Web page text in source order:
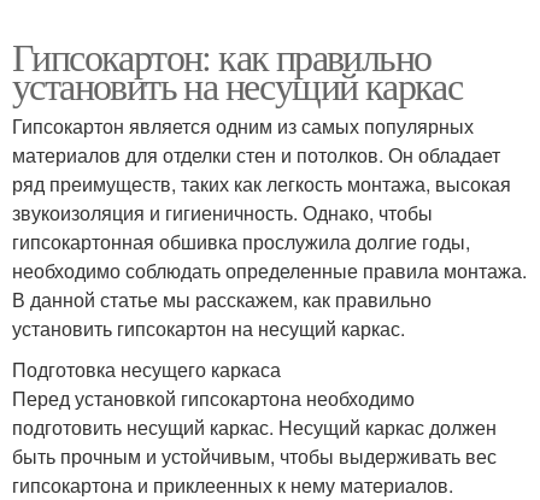
Гипсокартон: как правильно
установить на несущий каркас
Гипсокартон является одним из самых популярных
материалов для отделки стен и потолков. Он обладает
ряд преимуществ, таких как легкость монтажа, высокая
звукоизоляция и гигиеничность. Однако, чтобы
гипсокартонная обшивка прослужила долгие годы,
необходимо соблюдать определенные правила монтажа.
В данной статье мы расскажем, как правильно
установить гипсокартон на несущий каркас.
Подготовка несущего каркаса
Перед установкой гипсокартона необходимо
подготовить несущий каркас. Несущий каркас должен
быть прочным и устойчивым, чтобы выдерживать вес
гипсокартона и приклеенных к нему материалов.